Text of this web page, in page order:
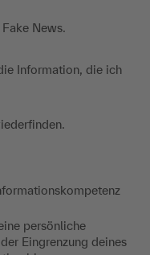
News.
Information, die ich
persönliche
Eingrenzung deines